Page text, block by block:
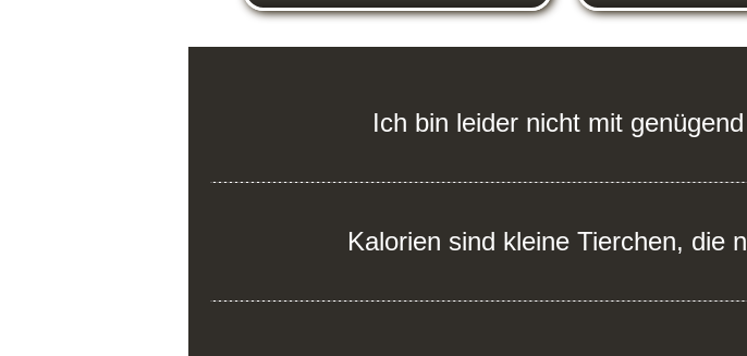
Ich bin leider nicht mit
Kalorien sind kleine Tierchen, die